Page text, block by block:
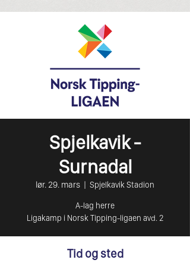
Spjelkavik -
Surnadal
lør. 29. mars
  |
Spjelkavik Stadion
A-lag herre
Ligakamp i Norsk Tipping-ligaen avd. 2
Tid og sted